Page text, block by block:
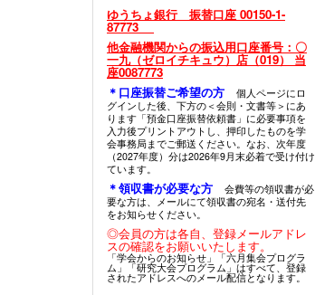
ゆうちょ銀行 振替口座 00150-1-
87773
他金融機関からの振込用口座番号：〇
一九（ゼロイチキュウ）店（019） 当
座0087773
＊口座振替ご希望の方
個人ページにロ
グインした後、下方の＜会則・文書等＞にあ
ります「預金口座振替依頼書」に必要事項を
入力後プリントアウトし、押印したものを学
会事務局までご郵送ください。なお、次年度
（2027年度）分は2026年9月末必着で受け付け
ています。
＊領収書が必要な方
会費等の領収書が必
要な方は、メールにて領収書の宛名・送付先
をお知らせください。
◎会員の方は各自、登録メールアドレ
スの確認をお願いいたします。
「学会からのお知らせ」「六月集会プログラ
ム」「研究大会プログラム」はすべて、登録
されたアドレスへのメール配信となります。